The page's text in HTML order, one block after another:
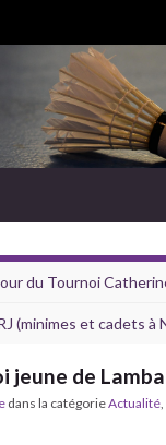
du Tournoi
(minimes et cadets à
jeune de
dans la catégorieActualité,